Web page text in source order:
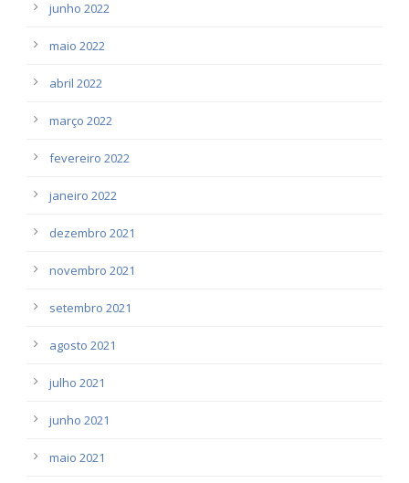
junho 2022
maio 2022
abril 2022
março 2022
fevereiro 2022
janeiro 2022
dezembro 2021
novembro 2021
setembro 2021
agosto 2021
julho 2021
junho 2021
maio 2021